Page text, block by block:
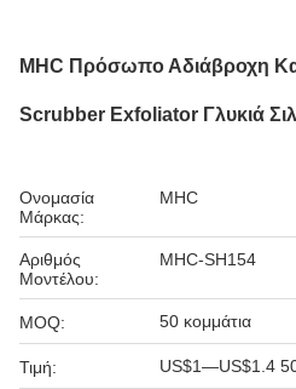
MHC Πρόσωπο Αδιάβροχη
Scrubber Exfoliator Γλυκιά
Ονομασία
Μάρκας:
MHC
Αριθμός
Μοντέλου:
MHC-SH154
MOQ: 50 κομμάτια
Τιμή: